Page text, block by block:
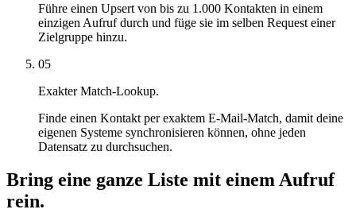
Führe einen Upsert von bis zu 1.000 Kontakten in einem
einzigen Aufruf durch und füge sie im selben Request einer
Zielgruppe hinzu.
05
Exakter Match-Lookup.
Finde einen Kontakt per exaktem E-Mail-Match, damit deine
eigenen Systeme synchronisieren können, ohne jeden
Datensatz zu durchsuchen.
Bring eine ganze Liste mit einem Aufruf
rein.